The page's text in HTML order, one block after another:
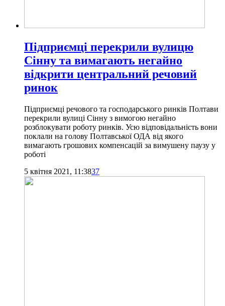
Підприємці перекрили вулицю
Сінну та вимагають негайно
відкрити центральний речовий
ринок
Підприємці речового та господарського ринків Полтави
перекрили вулиці Сінну з вимогою негайно
розблокувати роботу ринків. Усю відповідальність вони
поклали на голову Полтавської ОДА від якого
вимагають грошових компенсацій за вимушену паузу у
роботі
5 квітня 2021, 11:3837